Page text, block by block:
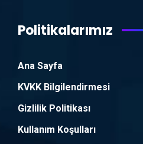
Politikalarımız
Ana Sayfa
KVKK Bilgilendirmesi
Gizlilik Politikası
Kullanım Koşulları